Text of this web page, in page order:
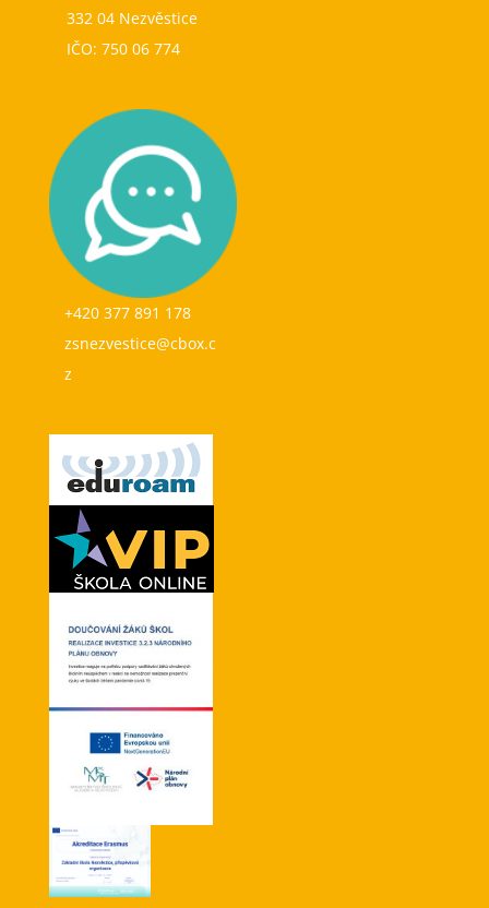
332 04 Nezvěstice
IČO: 750 06 774
+420 377 891 178
zsnezvestice@cbox.c
z